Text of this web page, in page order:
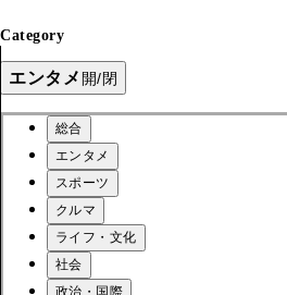
Category
エンタメ開/閉
総合
エンタメ
スポーツ
クルマ
ライフ・文化
社会
政治・国際